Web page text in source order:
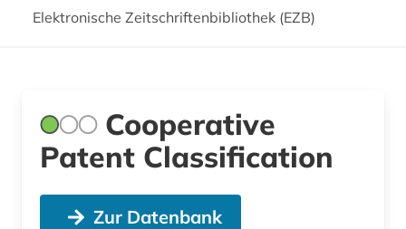
Elektronische Zeitschriftenbibliothek (EZB)
Cooperative
Patent Classification
Zur Datenbank